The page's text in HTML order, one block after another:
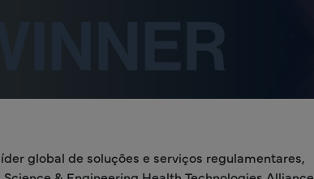
global de soluções e serviços regulamentares,